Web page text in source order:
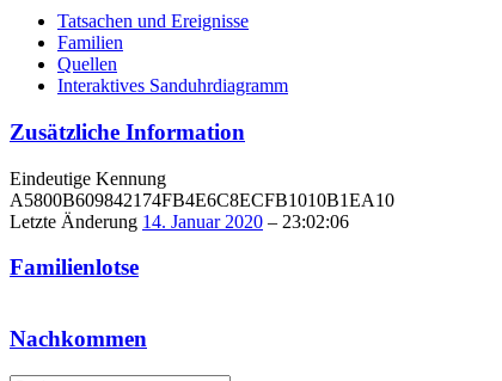
Tatsachen und Ereignisse
Familien
Quellen
Interaktives Sanduhrdiagramm
Zusätzliche Information
Eindeutige Kennung
A5800B609842174FB4E6C8ECFB1010B1EA10
Letzte Änderung 14. Januar 2020 – 23:02:06
Familienlotse
Nachkommen